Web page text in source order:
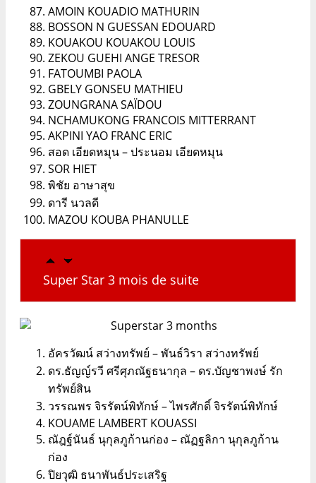
AMOIN KOUADIO MATHURIN
BOSSON N GUESSAN EDOUARD
KOUAKOU KOUAKOU LOUIS
ZEKOU GUEHI ANGE TRESOR
FATOUMBI PAOLA
GBELY GONSEU MATHIEU
ZOUNGRANA SAÏDOU
NCHAMUKONG FRANCOIS MITTERRANT
AKPINI YAO FRANC ERIC
สอด เอียดหมุน – ประนอม เอียดหมุน
SOR HIET
พิชัย อาษาสุข
ดารี นวลดี
MAZOU KOUBA PHANULLE
Super Star 3 mois de suite
อัครวัฒน์ สว่างทรัพย์ – พันธ์วิรา สว่างทรัพย์
ดร.ธัญญ์รวี ศรีศุภณัฐธนากุล – ดร.บัญชาพงษ์ รัก
ทรัพย์สิน
วรรณพร จิรรัตน์พิทักษ์ – ไพรศักดิ์ จิรรัตน์พิทักษ์
KOUAME LAMBERT KOUASSI
ณัฎฐ์นันธ์ นุกุลภูก้านก่อง – ณัฏฐลิกา นุกุลภูก้าน
ก่อง
ปิยวุฒิ ธนาพันธ์ประเสริฐ